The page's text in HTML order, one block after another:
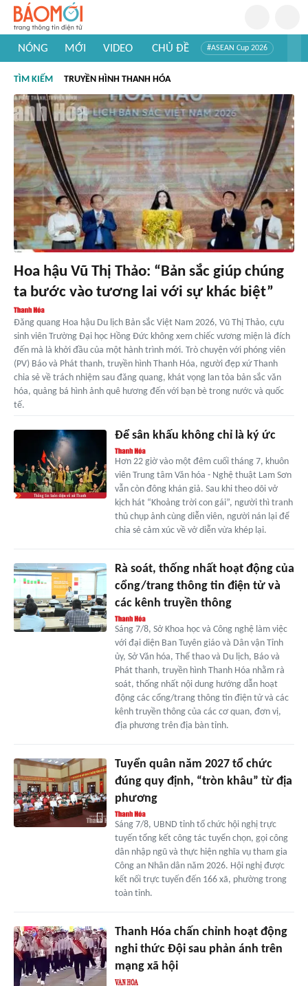
NÓNG MỚI VIDEO CHỦ ĐỀ #ASEAN Cup 2026
#Khám phá thế giới
TÌM KIẾM TRUYỀN HÌNH THANH HÓA
Hoa hậu Vũ Thị Thảo: “Bản sắc giúp chúng
ta bước vào tương lai với sự khác biệt”
Đăng quang Hoa hậu Du lịch Bản sắc Việt Nam 2026, Vũ Thị Thảo, cựu
sinh viên Trường Đại học Hồng Đức không xem chiếc vương miện là đích
đến mà là khởi đầu của một hành trình mới. Trò chuyện với phóng viên
(PV) Báo và Phát thanh, truyền hình Thanh Hóa, người đẹp xứ Thanh
chia sẻ về trách nhiệm sau đăng quang, khát vọng lan tỏa bản sắc văn
hóa, quảng bá hình ảnh quê hương đến với bạn bè trong nước và quốc
tế.
Để sân khấu không chỉ là ký ức
Hơn 22 giờ vào một đêm cuối tháng 7, khuôn
viên Trung tâm Văn hóa - Nghệ thuật Lam Sơn
vẫn còn đông khán giả. Sau khi theo dõi vở
kịch hát “Khoảng trời con gái”, người thì tranh
thủ chụp ảnh cùng diễn viên, người nán lại để
chia sẻ cảm xúc về vở diễn vừa khép lại.
Rà soát, thống nhất hoạt động của
cổng/trang thông tin điện tử và
các kênh truyền thông
Sáng 7/8, Sở Khoa học và Công nghệ làm việc
với đại diện Ban Tuyên giáo và Dân vận Tỉnh
ủy, Sở Văn hóa, Thể thao và Du lịch, Báo và
Phát thanh, truyền hình Thanh Hóa nhằm rà
soát, thống nhất nội dung hướng dẫn hoạt
động các cổng/trang thông tin điện tử và các
kênh truyền thông của các cơ quan, đơn vị,
địa phương trên địa bàn tỉnh.
Tuyển quân năm 2027 tổ chức
đúng quy định, “tròn khâu” từ địa
phương
Sáng 7/8, UBND tỉnh tổ chức hội nghị trực
tuyến tổng kết công tác tuyển chọn, gọi công
dân nhập ngũ và thực hiện nghĩa vụ tham gia
Công an Nhân dân năm 2026. Hội nghị được
kết nối trực tuyến đến 166 xã, phường trong
toàn tỉnh.
Thanh Hóa chấn chỉnh hoạt động
nghi thức Đội sau phản ánh trên
mạng xã hội